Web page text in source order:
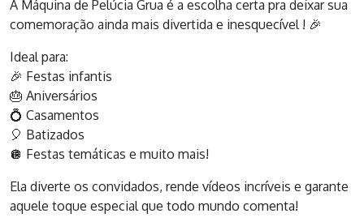
A Máquina de Pelúcia Grua é a escolha certa pra deixar sua
comemoração ainda mais divertida e inesquecível ! 🎉
Ideal para:
🎉 Festas infantis
🎂 Aniversários
💍 Casamentos
🎈 Batizados
🪩 Festas temáticas e muito mais!
Ela diverte os convidados, rende vídeos incríveis e garante
aquele toque especial que todo mundo comenta!